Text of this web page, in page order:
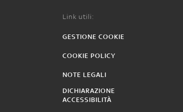
Link utili:
GESTIONE COOKIE
COOKIE POLICY
NOTE LEGALI
DICHIARAZIONE
ACCESSIBILITÀ